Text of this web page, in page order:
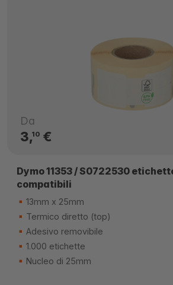
Da
3,10€
Dymo 11353 / S0722530
compatibili
13mm x 25mm
Termico diretto (top)
Adesivo removibile
1.000 etichette
Nucleo di 25mm